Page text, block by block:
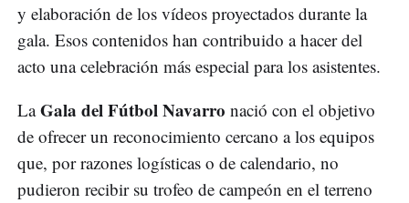
y elaboración de los vídeos proyectados durante la
gala. Esos contenidos han contribuido a hacer del
acto una celebración más especial para los asistentes.
LaGala del Fútbol Navarro nació con el objetivo
de ofrecer un reconocimiento cercano a los equipos
que, por razones logísticas o de calendario, no
pudieron recibir su trofeo de campeón en el terreno